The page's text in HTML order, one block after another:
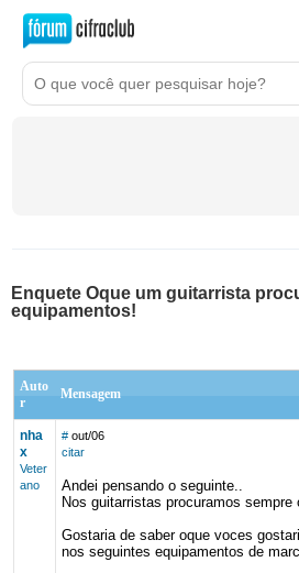
Enquete Oque um guitarrista
equipamentos!
Auto
r
Mensagem
nha
x
Veter
ano
# out/06
citar
Andei pensando o seguinte..
Nos guitarristas procuramos
Gostaria de saber oque voces
nos seguintes equipamentos de